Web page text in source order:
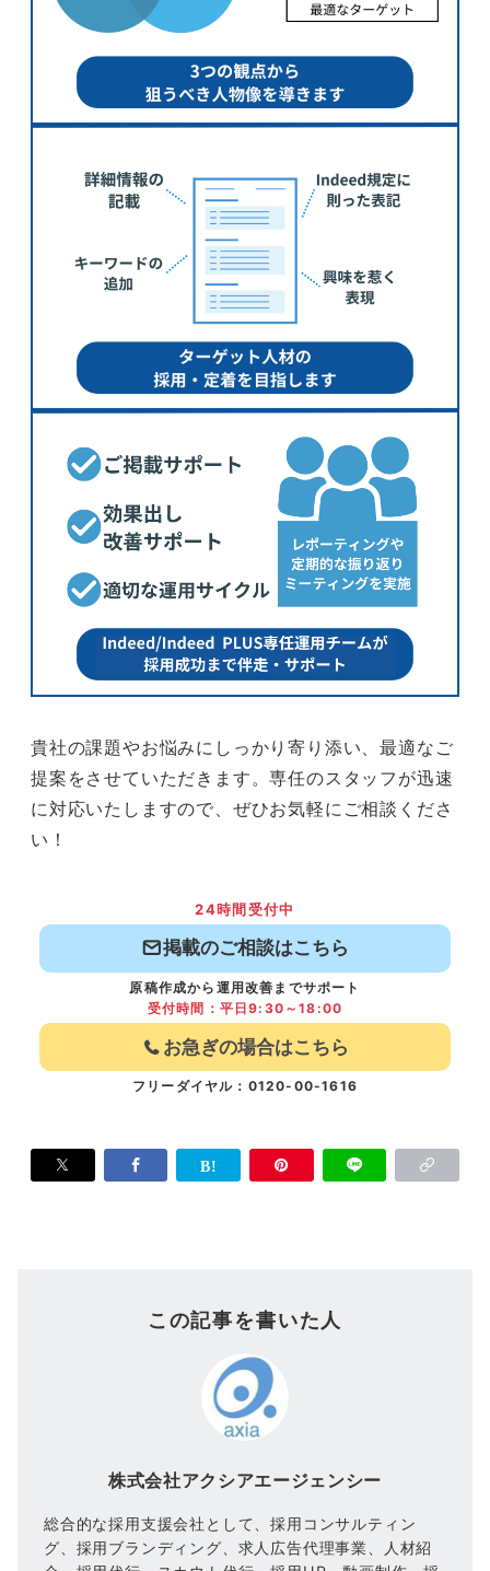
貴社の課題やお悩みにしっかり寄り添い、最適なご
提案をさせていただきます。専任のスタッフが迅速
に対応いたしますので、ぜひお気軽にご相談くださ
い！
24時間受付中
掲載のご相談はこちら
原稿作成から運用改善までサポート
受付時間：平日9:30～18:00
お急ぎの場合はこちら
フリーダイヤル：0120-00-1616
この記事を書いた人
株式会社アクシアエージェンシー
総合的な採用支援会社として、採用コンサルティン
グ、採用ブランディング、求人広告代理事業、人材紹